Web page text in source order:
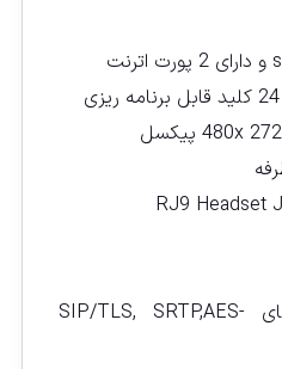
پشتیبانی از پروتکل های SIP/TLS, SRTP,AES-